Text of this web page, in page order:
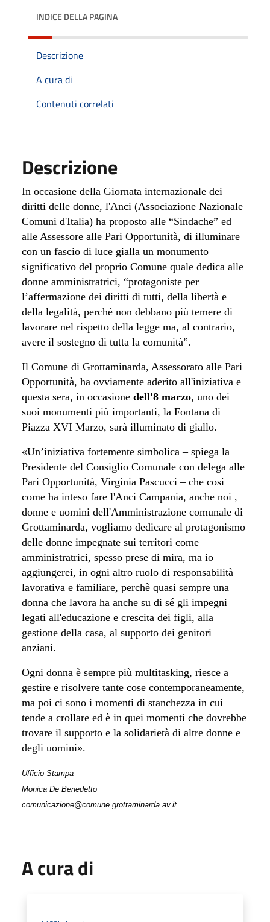
INDICE DELLA PAGINA
Descrizione
A cura di
Contenuti correlati
Descrizione
In occasione della Giornata internazionale dei
diritti delle donne, l'Anci (Associazione Nazionale
Comuni d'Italia) ha proposto alle “Sindache” ed
alle Assessore alle Pari Opportunità, di illuminare
con un fascio di luce gialla un monumento
significativo del proprio Comune quale dedica alle
donne amministratrici, “protagoniste per
l’affermazione dei diritti di tutti, della libertà e
della legalità, perché non debbano più temere di
lavorare nel rispetto della legge ma, al contrario,
avere il sostegno di tutta la comunità”.
Il Comune di Grottaminarda, Assessorato alle Pari
Opportunità, ha ovviamente aderito all'iniziativa e
questa sera, in occasione dell'8 marzo, uno dei
suoi monumenti più importanti, la Fontana di
Piazza XVI Marzo, sarà illuminato di giallo.
«Un’iniziativa fortemente simbolica – spiega la
Presidente del Consiglio Comunale con delega alle
Pari Opportunità, Virginia Pascucci – che così
come ha inteso fare l'Anci Campania, anche noi ,
donne e uomini dell'Amministrazione comunale di
Grottaminarda, vogliamo dedicare al protagonismo
delle donne impegnate sui territori come
amministratrici, spesso prese di mira, ma io
aggiungerei, in ogni altro ruolo di responsabilità
lavorativa e familiare, perchè quasi sempre una
donna che lavora ha anche su di sé gli impegni
legati all'educazione e crescita dei figli, alla
gestione della casa, al supporto dei genitori
anziani.
Ogni donna è sempre più multitasking, riesce a
gestire e risolvere tante cose contemporaneamente,
ma poi ci sono i momenti di stanchezza in cui
tende a crollare ed è in quei momenti che dovrebbe
trovare il supporto e la solidarietà di altre donne e
degli uomini».
Ufficio Stampa
Monica De Benedetto
comunicazione@comune.grottaminarda.av.it
A cura di